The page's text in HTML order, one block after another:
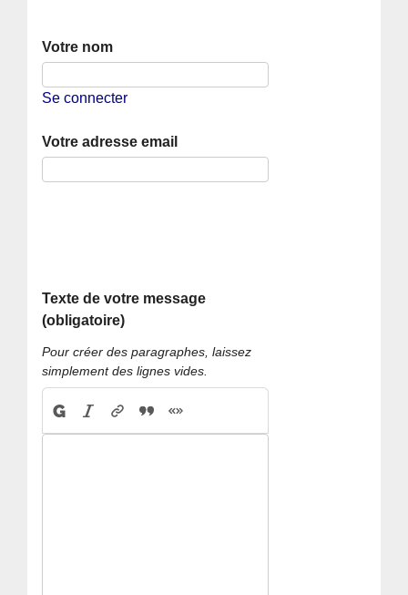
Votre nom
Se connecter
Votre adresse email
Texte de votre message
(obligatoire)
Pour créer des paragraphes, laissez
simplement des lignes vides.